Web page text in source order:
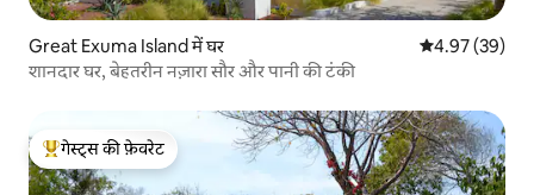
Great Exuma Island में घर औसत रेटिंग 5 में
4.97 (39)
शानदार घर, बेहतरीन नज़ारा सौर और पानी की टंकी
गेस्ट्स का टॉप फ़ेवरेट
गेस्ट्स की फ़ेवरेट